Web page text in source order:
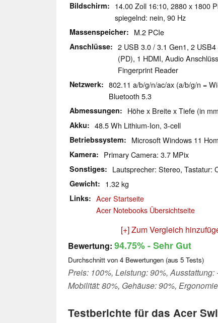
Bildschirm
14.00 Zoll 16:10, 2880 x 1800
spiegelnd: nein, 90 Hz
Massenspeicher M.2 PCIe
Anschlüsse
2 USB 3.0 / 3.1 Gen1, 2
(PD), 1 HDMI, Audio
Fingerprint Reader
Netzwerk
802.11 a/b/g/n/ac/ax (a/b/g/n =
Bluetooth 5.3
Abmessungen Höhe x Breite x Tiefe (in
Akku 48.5 Wh Lithium-Ion, 3-cell
Betriebssystem Microsoft Windows 11
Kamera Primary Camera: 3.7 MPix
Sonstiges Lautsprecher: Stereo, Tastatur:
Gewicht 1.32 kg
Links
Acer Startseite
Acer Notebooks Übersichtseite
[+] Zum Vergleich
Bewertung: 94.75%- Sehr Gut
Durchschnitt von 4 Bewertungen (aus 5 Tests)
Preis: 100%, Leistung: 90%,
Mobilität: 80%, Gehäuse: 90%,
Testberichte für das Acer